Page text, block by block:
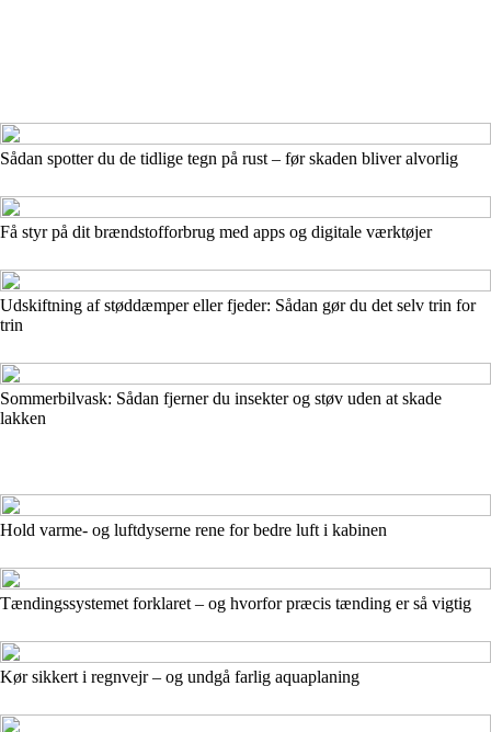
Sådan spotter du de tidlige tegn på rust – før skaden bliver alvorlig
Få styr på dit brændstofforbrug med apps og digitale værktøjer
Udskiftning af støddæmper eller fjeder: Sådan gør du det selv trin for
trin
Sommerbilvask: Sådan fjerner du insekter og støv uden at skade
lakken
Hold varme- og luftdyserne rene for bedre luft i kabinen
Tændingssystemet forklaret – og hvorfor præcis tænding er så vigtig
Kør sikkert i regnvejr – og undgå farlig aquaplaning